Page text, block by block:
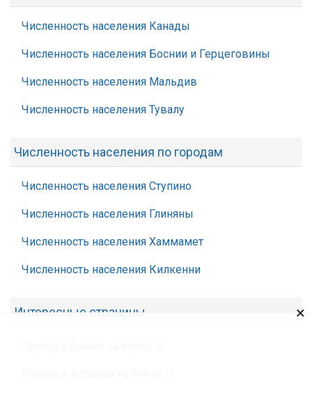
Численность населения Канады
Численность населения Боснии и Герцеговины
Численность населения Мальдив
Численность населения Тувалу
Численность населения по городам
Численность населения Ступино
Численность населения Глиняны
Численность населения Хаммамет
Численность населения Килкенни
Интересные страницы ×